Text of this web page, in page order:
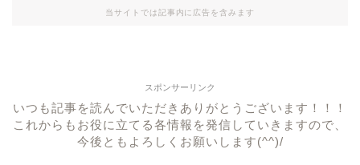
当サイトでは記事内に広告を含みます
スポンサーリンク
いつも記事を読んでいただきありがとうございます！！！
これからもお役に立てる各情報を発信していきますので、
今後ともよろしくお願いします(^^)/